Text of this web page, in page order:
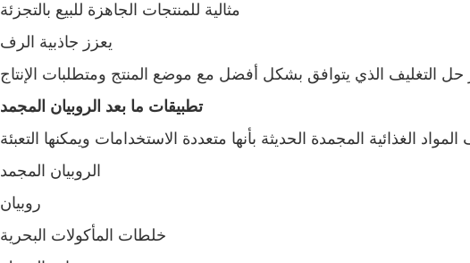
مثالية للمنتجات الجاهزة للبيع بالتجزئة
يعزز جاذبية الرف
تطبيقات ما بعد الروبيان المجمد
الروبيان المجمد
روبيان
خلطات المأكولات البحرية